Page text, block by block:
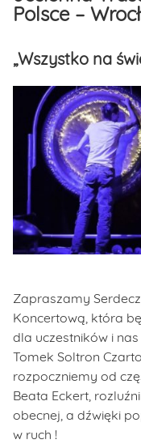
Polsce –
„Wszystko na
Zapraszamy
Koncertową, która
dla uczestników i
Tomek Soltron
rozpoczniemy od
Beata Eckert,
obecnej, a dźwięki
w ruch !